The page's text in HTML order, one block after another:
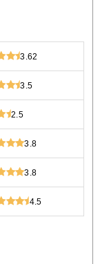
3.62
3.5
2.5
3.8
3.8
4.5